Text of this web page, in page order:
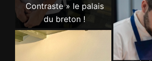
Contraste » le palais
du breton !